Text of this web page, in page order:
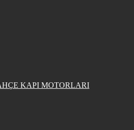
KAPI MOTORLARI